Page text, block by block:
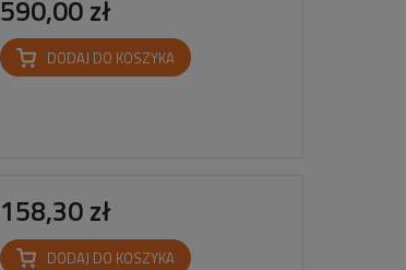
590,00 zł
DODAJ DO KOSZYKA
158,30 zł
DODAJ DO KOSZYKA